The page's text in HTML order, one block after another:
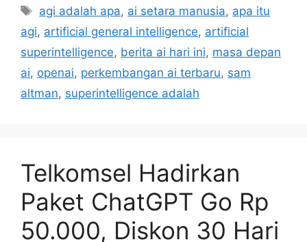
Tags
agi adalah apa, ai setara manusia, apa itu
agi, artificial general intelligence, artificial
superintelligence, berita ai hari ini, masa depan
ai, openai, perkembangan ai terbaru, sam
altman, superintelligence adalah
Telkomsel Hadirkan
Paket ChatGPT Go Rp
50.000, Diskon 30 Hari